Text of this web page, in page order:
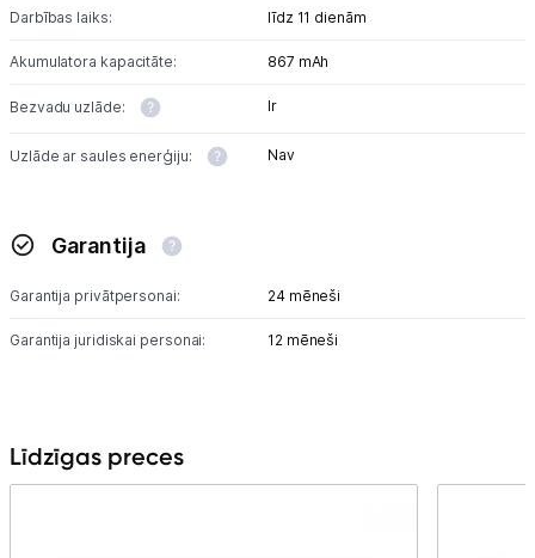
Darbības laiks: līdz 11 dienām
Akumulatora kapacitāte: 867 mAh
Bezvadu uzlāde: Ir
Uzlāde ar saules enerģiju: Nav
Garantija
Garantija privātpersonai: 24 mēneši
Garantija juridiskai personai: 12 mēneši
Līdzīgas preces